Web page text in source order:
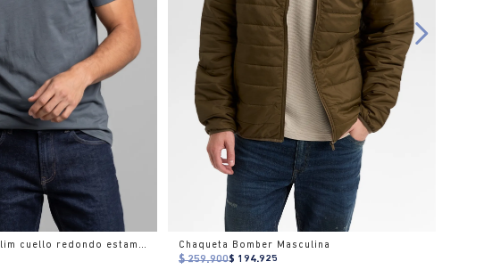
Camiseta gráfica slim cuello redondo estampado Chaqueta Bomber Masculina
$ 259.900$ 194.925